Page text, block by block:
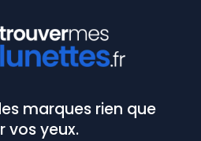
marques rien que
vos yeux.